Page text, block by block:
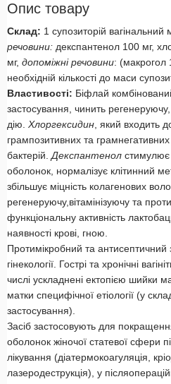
Опис товару
Склад: 1 супозиторій вагінальний
речовини: декспантенол 100 мг,
мг, допоміжні речовини: (макрогол
необхідній кількості до маси
Властивості: Біфлай
застосування, чинить
дію. Хлоргексидин , який входить
грампозитивних та грамнегативних
бактерій. Декспантенол стимулює
оболонок, нормалізує клітинний
збільшує міцність колагенових
регенеруючу,вітамінізуючу та
функціональну активність
наявності крові, гною.
Протимікробний та антисептичний
гінекології. Гострі та хронічні
числі ускладнені ектопією шийки
матки специфічної етіології (у
застосування).
Засіб застосовують для
оболонок жіночої статевої сфери
лікування (діатермокоагуляція,
лазеродеструкція), у